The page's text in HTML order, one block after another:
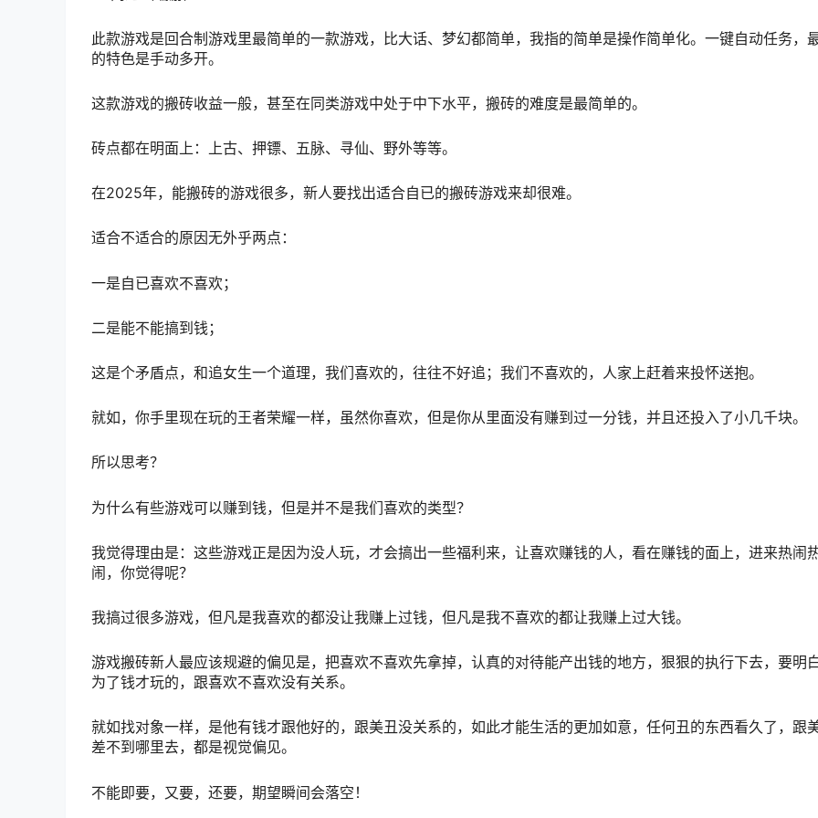
此款游戏是回合制游戏里最简单的一款游戏，比大话、梦幻都简单，我指的简单是操作简单化。一键自动任务，
的特色是手动多开。
这款游戏的搬砖收益一般，甚至在同类游戏中处于中下水平，搬砖的难度是最简单的。
砖点都在明面上：上古、押镖、五脉、寻仙、野外等等。
在2025年，能搬砖的游戏很多，新人要找出适合自已的搬砖游戏来却很难。
适合不适合的原因无外乎两点：
一是自已喜欢不喜欢；
二是能不能搞到钱；
这是个矛盾点，和追女生一个道理，我们喜欢的，往往不好追；我们不喜欢的，人家上赶着来投怀送抱。
就如，你手里现在玩的王者荣耀一样，虽然你喜欢，但是你从里面没有赚到过一分钱，并且还投入了小几千块。
所以思考？
为什么有些游戏可以赚到钱，但是并不是我们喜欢的类型？
我觉得理由是：这些游戏正是因为没人玩，才会搞出一些福利来，让喜欢赚钱的人，看在赚钱的面上，进来热闹
闹，你觉得呢？
我搞过很多游戏，但凡是我喜欢的都没让我赚上过钱，但凡是我不喜欢的都让我赚上过大钱。
游戏搬砖新人最应该规避的偏见是，把喜欢不喜欢先拿掉，认真的对待能产出钱的地方，狠狠的执行下去，要明
为了钱才玩的，跟喜欢不喜欢没有关系。
就如找对象一样，是他有钱才跟他好的，跟美丑没关系的，如此才能生活的更加如意，任何丑的东西看久了，跟
差不到哪里去，都是视觉偏见。
不能即要，又要，还要，期望瞬间会落空！